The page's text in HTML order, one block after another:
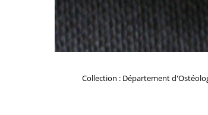
Collection : Département